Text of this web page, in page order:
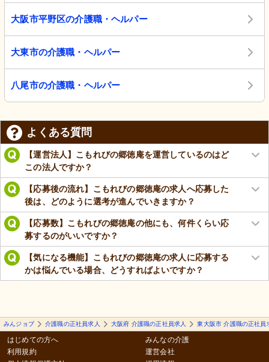
大阪市平野区の介護職・ヘルパー
大東市の介護職・ヘルパー
八尾市の介護職・ヘルパー
よくある質問
【運営法人】こもれびの郷徳庵を運営しているのはど
この法人ですか？
【応募後の流れ】こもれびの郷徳庵の求人へ応募した
後は、どのように選考が進んでいきますか？
【応募数】こもれびの郷徳庵の他にも、何件くらい応
募するのがいいですか？
【気になる機能】こもれびの郷徳庵の求人に応募する
かは悩んでいる場合、どうすればよいですか？
みんジョブ 介護職の正社員求人 大阪府 介護職の正社員求人 東大阪市 介護職の正社員
はじめての方へ
利用規約
みんなの介護
運営会社